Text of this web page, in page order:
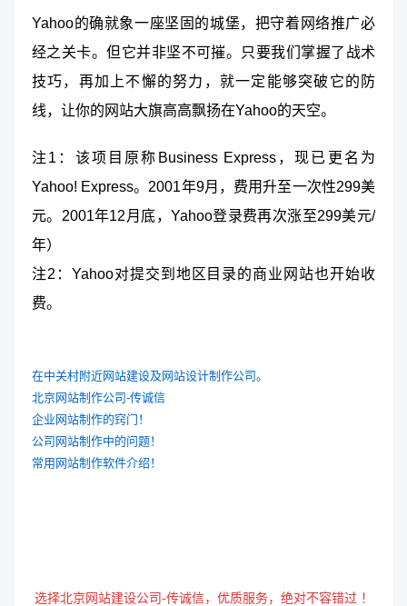
Yahoo的确就象一座坚固的城堡，把守着网络推广必
经之关卡。但它并非坚不可摧。只要我们掌握了战术
技巧，再加上不懈的努力，就一定能够突破它的防
线，让你的网站大旗高高飘扬在Yahoo的天空。
注1：该项目原称Business Express，现已更名为
Yahoo! Express。2001年9月，费用升至一次性299美
元。2001年12月底，Yahoo登录费再次涨至299美元/
年）
注2：Yahoo对提交到地区目录的商业网站也开始收
费。
在中关村附近网站建设及网站设计制作公司。
北京网站制作公司-传诚信
企业网站制作的窍门！
公司网站制作中的问题！
常用网站制作软件介绍！
选择北京网站建设公司 -传诚信，优质服务，绝对不容错过 ！